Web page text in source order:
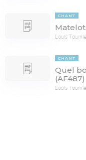
CHANT
Louis
CHANT
Quel
(AF487)
Louis